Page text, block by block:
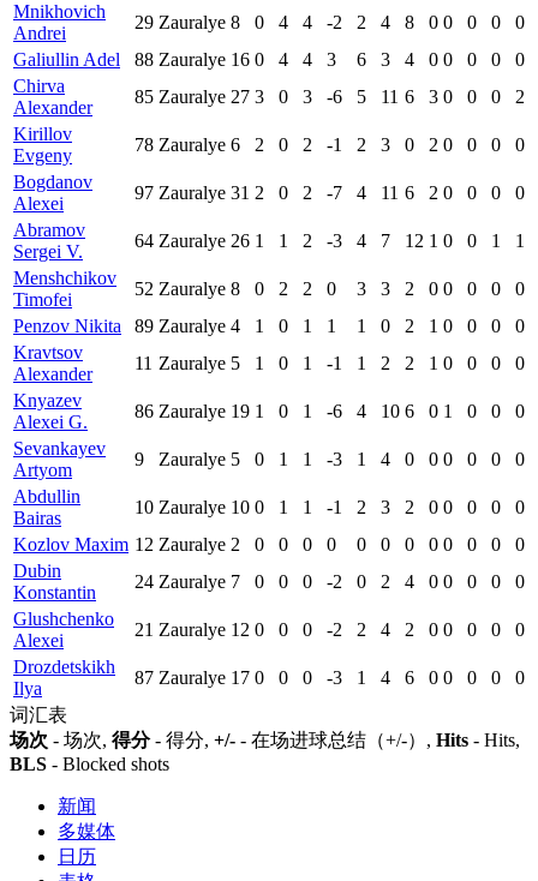
Mnikhovich
Andrei
29 Zauralye 8 0 4 4 -2 2 4 8 0 0 0 0
0
Galiullin Adel
88 Zauralye 16 0 4 4 3 6 3 4 0 0 0 0
0
Chirva
Alexander
85 Zauralye 27 3 0 3 -6 5 11 6 3 0 0 0
2
Kirillov
Evgeny
78 Zauralye 6 2 0 2 -1 2 3 0 2 0 0 0
0
Bogdanov
Alexei
97 Zauralye 31 2 0 2 -7 4 11 6 2 0 0 0
0
Abramov
Sergei V.
64 Zauralye 26 1 1 2 -3 4 7 12 1 0 0 1
1
Menshchikov
Timofei
52 Zauralye 8 0 2 2 0 3 3 2 0 0 0 0
0
Penzov Nikita
89 Zauralye 4 1 0 1 1 1 0 2 1 0 0 0
0
Kravtsov
Alexander
11 Zauralye 5 1 0 1 -1 1 2 2 1 0 0 0
0
Knyazev
Alexei G.
86 Zauralye 19 1 0 1 -6 4 10 6 0 1 0 0
0
Sevankayev
Artyom
9 Zauralye 5 0 1 1 -3 1 4 0 0 0 0 0
0
Abdullin
Bairas
10 Zauralye 10 0 1 1 -1 2 3 2 0 0 0 0
0
Kozlov Maxim 12 Zauralye 2 0 0 0 0 0 0 0 0 0 0 0
0
Dubin
Konstantin
24 Zauralye 7 0 0 0 -2 0 2 4 0 0 0 0
0
Glushchenko
Alexei
21 Zauralye 12 0 0 0 -2 2 4 2 0 0 0 0
0
Drozdetskikh
Ilya
87 Zauralye 17 0 0 0 -3 1 4 6 0 0 0 0
0
词汇表
场次 - 场次, 得分- 得分, +/- - 在场进球总结（+/-）, Hits - Hits,
BLS - Blocked shots
新闻
多媒体
日历